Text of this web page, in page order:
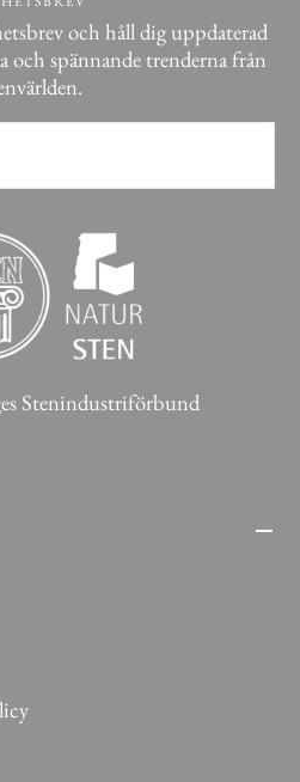
och håll dig uppdaterad
och spännande trenderna från
Stenindustriförbund